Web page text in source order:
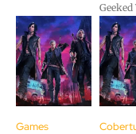
Geeked
Games